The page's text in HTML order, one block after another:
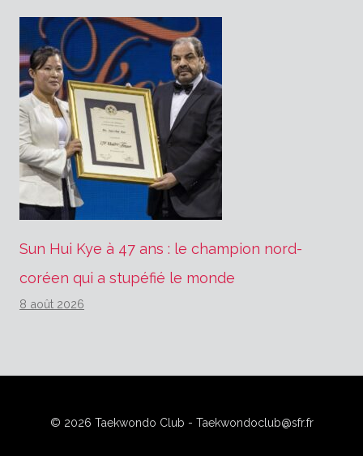
Sun Hui Kye à 47 ans : le champion nord-
coréen qui a stupéfié le monde
8 août 2026
© 2026 Taekwondo Club - Taekwondoclub@sfr.fr